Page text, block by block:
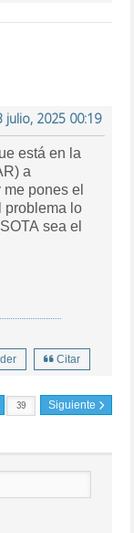
julio, 2025 00:19
está en la
a
pones el
problema lo
sea el
Citar
Siguiente